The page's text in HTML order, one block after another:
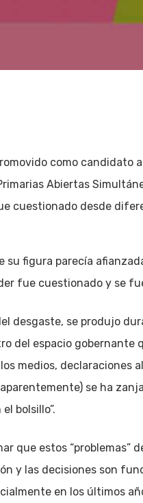
como candidato
Abiertas
cuestionado desde
su figura parecía
fue cuestionado y se
desgaste, se produjo
del espacio gobernante
medios, declaraciones
se ha
bolsillo”.
que estos “problemas”
y las decisiones son
en los últimos